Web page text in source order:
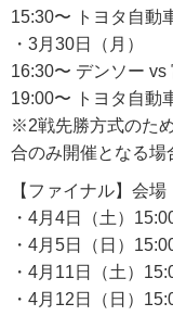
15:30〜 トヨタ自動
・3月30日（月）
16:30〜 デンソー vs
19:00〜 トヨタ自動
※2戦先勝方式のた
合のみ開催となる場
【ファイナル】会
・4月4日（土）
・4月5日（日）
・4月11日（土）
・4月12日（日）